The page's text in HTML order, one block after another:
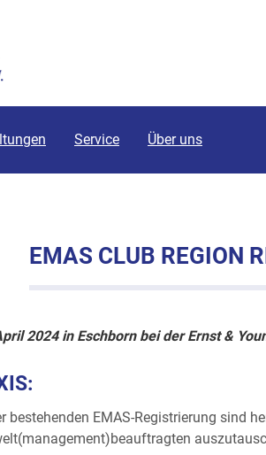
Service Über uns
EMAS CLUB REGION
2024 in Eschborn bei der Ernst &
EMAS-Registrierung sind